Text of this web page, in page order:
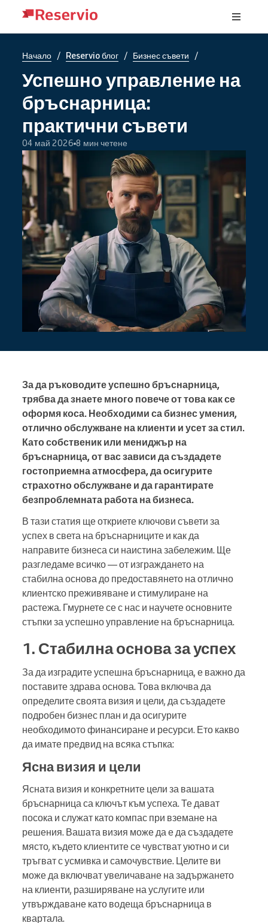
Начало / Reservio блог / Бизнес съвети /
Успешно управление на
бръснарница:
практични съвети
04 май 2026 8 мин четене
За да ръководите успешно бръснарница,
трябва да знаете много повече от това как се
оформя коса. Необходими са бизнес умения,
отлично обслужване на клиенти и усет за стил.
Като собственик или мениджър на
бръснарница, от вас зависи да създадете
гостоприемна атмосфера, да осигурите
страхотно обслужване и да гарантирате
безпроблемната работа на бизнеса.
В тази статия ще откриете ключови съвети за
успех в света на бръснарниците и как да
направите бизнеса си наистина забележим. Ще
разгледаме всичко — от изграждането на
стабилна основа до предоставянето на отлично
клиентско преживяване и стимулиране на
растежа. Гмурнете се с нас и научете основните
стъпки за успешно управление на бръснарница.
1. Стабилна основа за успех
За да изградите успешна бръснарница, е важно да
поставите здрава основа. Това включва да
определите своята визия и цели, да създадете
подробен бизнес план и да осигурите
необходимото финансиране и ресурси. Ето какво
да имате предвид на всяка стъпка:
Ясна визия и цели
Ясната визия и конкретните цели за вашата
бръснарница са ключът към успеха. Те дават
посока и служат като компас при вземане на
решения. Вашата визия може да е да създадете
място, където клиентите се чувстват уютно и си
тръгват с усмивка и самочувствие. Целите ви
може да включват увеличаване на задържането
на клиенти, разширяване на услугите или
утвърждаване като водеща бръснарница в
квартала.